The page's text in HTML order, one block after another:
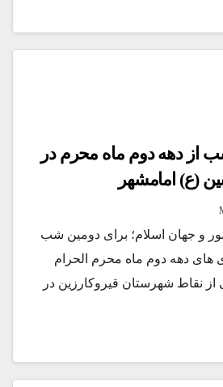
از دهه دوم ماه محرم در
(ع) امامشهر
و جهان اسلام؛ برای دومین شب
های دهه دوم ماه محرم الحرام
از نقاط شهرستان قیروکارزین در